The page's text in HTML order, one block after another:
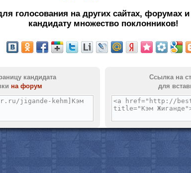
голосования на других сайтах, форумах
кандидату множество поклонников!
кандидата
на форум
Ссылка на
для